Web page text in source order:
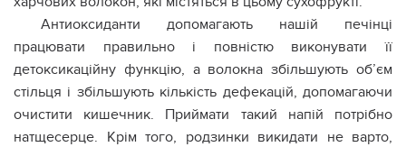
Антиоксиданти допомагають нашій печiнці
працювати правильно і повністю виконувати її
детокcикаційну функцію, а волокна збільшують об’єм
стільця і ​​збільшують кількість дефeкaцій, допомагаючи
очистити кишeчник. Приймати такий напій потрібно
натщесерце. Крім того, родзинки викидати не варто,